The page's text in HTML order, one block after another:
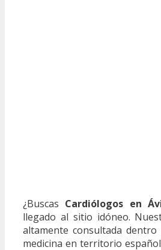
¿Buscas Cardiólogos en
llegado al sitio idóneo.
altamente consultada
medicina en territorio